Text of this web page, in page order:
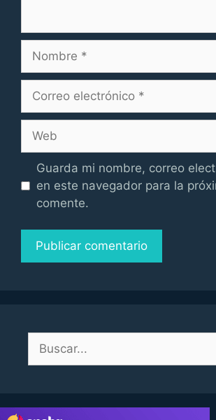
electrónico
Guarda mi nombre, correo
en este navegador para la
comente.
Buscar: